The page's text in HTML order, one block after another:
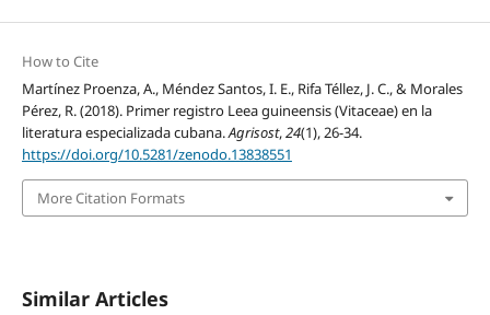
How to Cite
Martínez Proenza, A., Méndez Santos, I. E., Rifa Téllez, J. C., & Morales
Pérez, R. (2018). Primer registro Leea guineensis (Vitaceae) en la
literatura especializada cubana.Agrisost,24(1), 26-34.
https://doi.org/10.5281/zenodo.13838551
More Citation Formats
Similar Articles